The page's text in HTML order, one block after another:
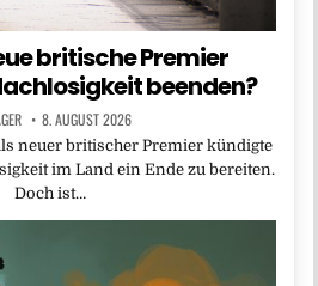
britische Premier
beenden?
8. AUGUST 2026
neuer britischer Premier kündigte
im Land ein Ende zu bereiten.
Doch ist…